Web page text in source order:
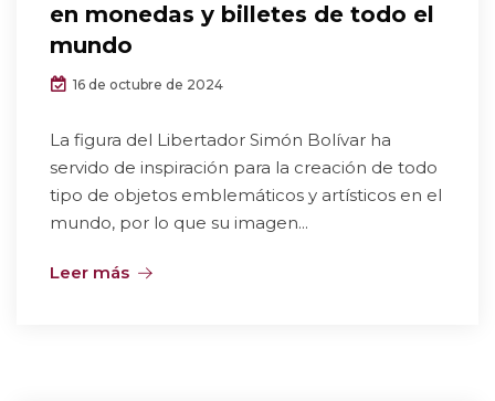
en monedas y billetes de todo el
mundo
16 de octubre de 2024
La figura del Libertador Simón Bolívar ha
servido de inspiración para la creación de todo
tipo de objetos emblemáticos y artísticos en el
mundo, por lo que su imagen...
Leer más